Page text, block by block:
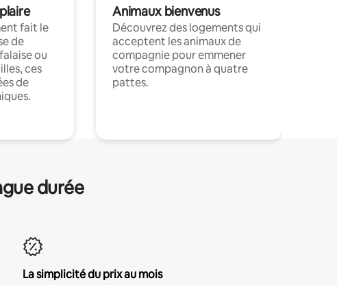
fait le
de
ou
ces
de
Animaux bienvenus
Découvrez des logements qui
acceptent les animaux de
compagnie pour emmener
votre compagnon à quatre
pattes.
durée
La simplicité du prix au mois